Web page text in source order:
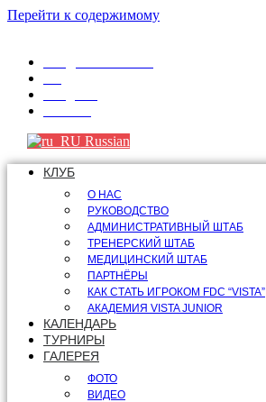
Перейти к содержимому
Russian
КЛУБ
О НАС
РУКОВОДСТВО
АДМИНИСТРАТИВНЫЙ ШТАБ
ТРЕНЕРСКИЙ ШТАБ
МЕДИЦИНСКИЙ ШТАБ
ПАРТНЁРЫ
КАК СТАТЬ ИГРОКОМ FDC “VISTA”
АКАДЕМИЯ VISTA JUNIOR
КАЛЕНДАРЬ
ТУРНИРЫ
ГАЛЕРЕЯ
ФОТО
ВИДЕО